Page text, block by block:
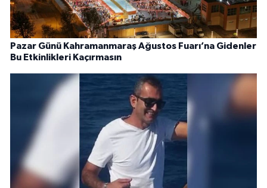
Pazar Günü Kahramanmaraş Ağustos Fuarı’na Gidenler
Bu Etkinlikleri Kaçırmasın